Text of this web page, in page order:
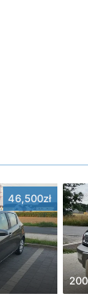
46,500zł